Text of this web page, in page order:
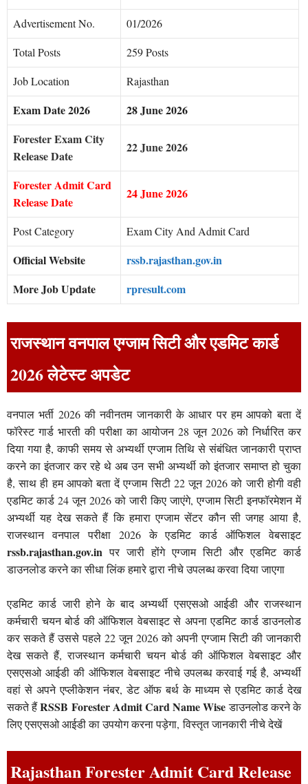
Advertisement No.
01/2026
Total Posts
259 Posts
Job Location
Rajasthan
Exam Date 2026
28 June 2026
Forester Exam City
Release Date
22 June 2026
Forester Admit Card
Release Date
24 June 2026
Post Category Exam City And Admit Card
Official Website
rssb.rajasthan.gov.in
More Job Update
rpresult.com
राजस्थान वनपाल एग्जाम सिटी और एडमिट कार्ड
2026 लेटेस्ट अपडेट
वनपाल भर्ती 2026 की नवीनतम जानकारी के आधार पर हम आपको बता दें
फॉरेस्ट गार्ड भारती की परीक्षा का आयोजन 28 जून 2026 को निर्धारित कर
दिया गया है, काफी समय से अभ्यर्थी एग्जाम तिथि से संबंधित जानकारी प्राप्त
करने का इंतजार कर रहे थे अब उन सभी अभ्यर्थी को इंतजार समाप्त हो चुका
है, साथ ही हम आपको बता दें एग्जाम सिटी 22 जून 2026 को जारी होगी वही
एडमिट कार्ड 24 जून 2026 को जारी किए जाएंगे, एग्जाम सिटी इनफॉरमेशन में
अभ्यर्थी यह देख सकते हैं कि हमारा एग्जाम सेंटर कौन सी जगह आया है,
राजस्थान वनपाल परीक्षा 2026 के एडमिट कार्ड ऑफिशल वेबसाइट
rssb.rajasthan.gov.in पर जारी होंगे एग्जाम सिटी और एडमिट कार्ड
डाउनलोड करने का सीधा लिंक हमारे द्वारा नीचे उपलब्ध करवा दिया जाएगा
एडमिट कार्ड जारी होने के बाद अभ्यर्थी एसएसओ आईडी और राजस्थान
कर्मचारी चयन बोर्ड की ऑफिशल वेबसाइट से अपना एडमिट कार्ड डाउनलोड
कर सकते हैं उससे पहले 22 जून 2026 को अपनी एग्जाम सिटी की जानकारी
देख सकते हैं, राजस्थान कर्मचारी चयन बोर्ड की ऑफिशल वेबसाइट और
एसएसओ आईडी की ऑफिशल वेबसाइट नीचे उपलब्ध करवाई गई है, अभ्यर्थी
वहां से अपने एप्लीकेशन नंबर, डेट ऑफ बर्थ के माध्यम से एडमिट कार्ड देख
सकते हैंRSSB Forester Admit Card Name Wiseडाउनलोड करने के
लिए एसएसओ आईडी का उपयोग करना पड़ेगा, विस्तृत जानकारी नीचे देखें
Rajasthan Forester Admit Card Release